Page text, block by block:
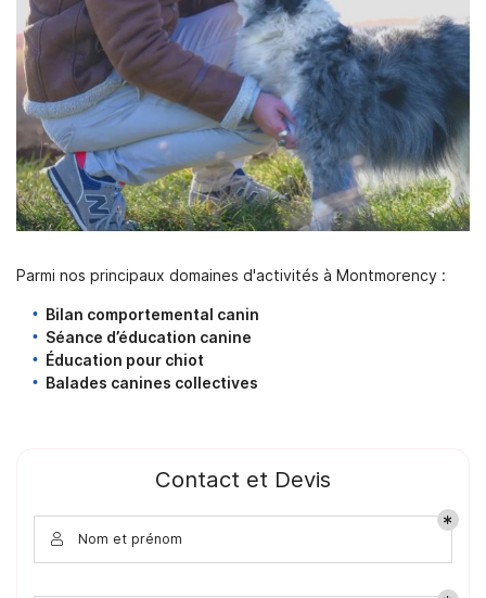
Parmi nos principaux domaines d'activités à Montmorency :
Bilan comportemental canin
Séance d’éducation canine
Éducation pour chiot
Balades canines collectives
Contact et Devis
 Nom et prénom